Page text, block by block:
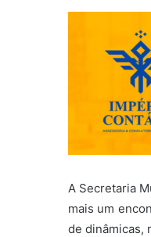
A Secretaria
mais um
de dinâmicas,